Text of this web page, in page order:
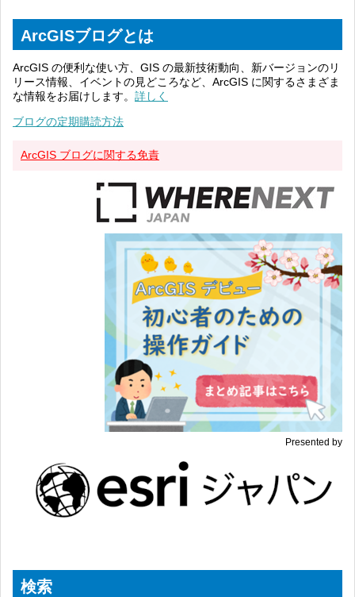
ArcGISブログとは
ArcGIS の便利な使い方、GIS の最新技術動向、新バージョンのリ
リース情報、イベントの見どころなど、ArcGIS に関するさまざま
な情報をお届けします。 詳しく
ブログの定期購読方法
ArcGIS ブログに関する免責
Presented by
検索